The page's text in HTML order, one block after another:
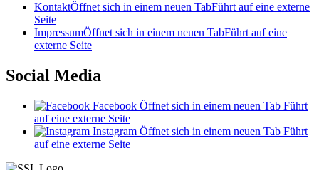
KontaktÖffnet sich in einem neuen TabFührt auf eine externe
Seite
ImpressumÖffnet sich in einem neuen TabFührt auf eine
externe Seite
Social Media
Facebook Öffnet sich in einem neuen Tab Führt
auf eine externe Seite
Instagram Öffnet sich in einem neuen Tab Führt
auf eine externe Seite